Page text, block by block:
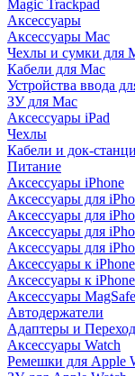
Magic Trackpad
Аксессуары
Аксессуары Mac
Чехлы и сумки для
Кабели для Mac
Устройства ввода
ЗУ для Mac
Аксессуары iPad
Чехлы
Кабели и док-
Питание
Аксессуары iPhone
Аксессуары для
Аксессуары для
Аксессуары для
Аксессуары для
Аксессуары к
Аксессуары к
Аксессуары MagSafe
Автодержатели
Адаптеры и
Аксессуары Watch
Ремешки для Apple